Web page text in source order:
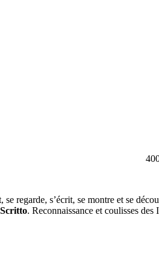
regarde, s’écrit, se montre et se
Scritto. Reconnaissance et coulisses